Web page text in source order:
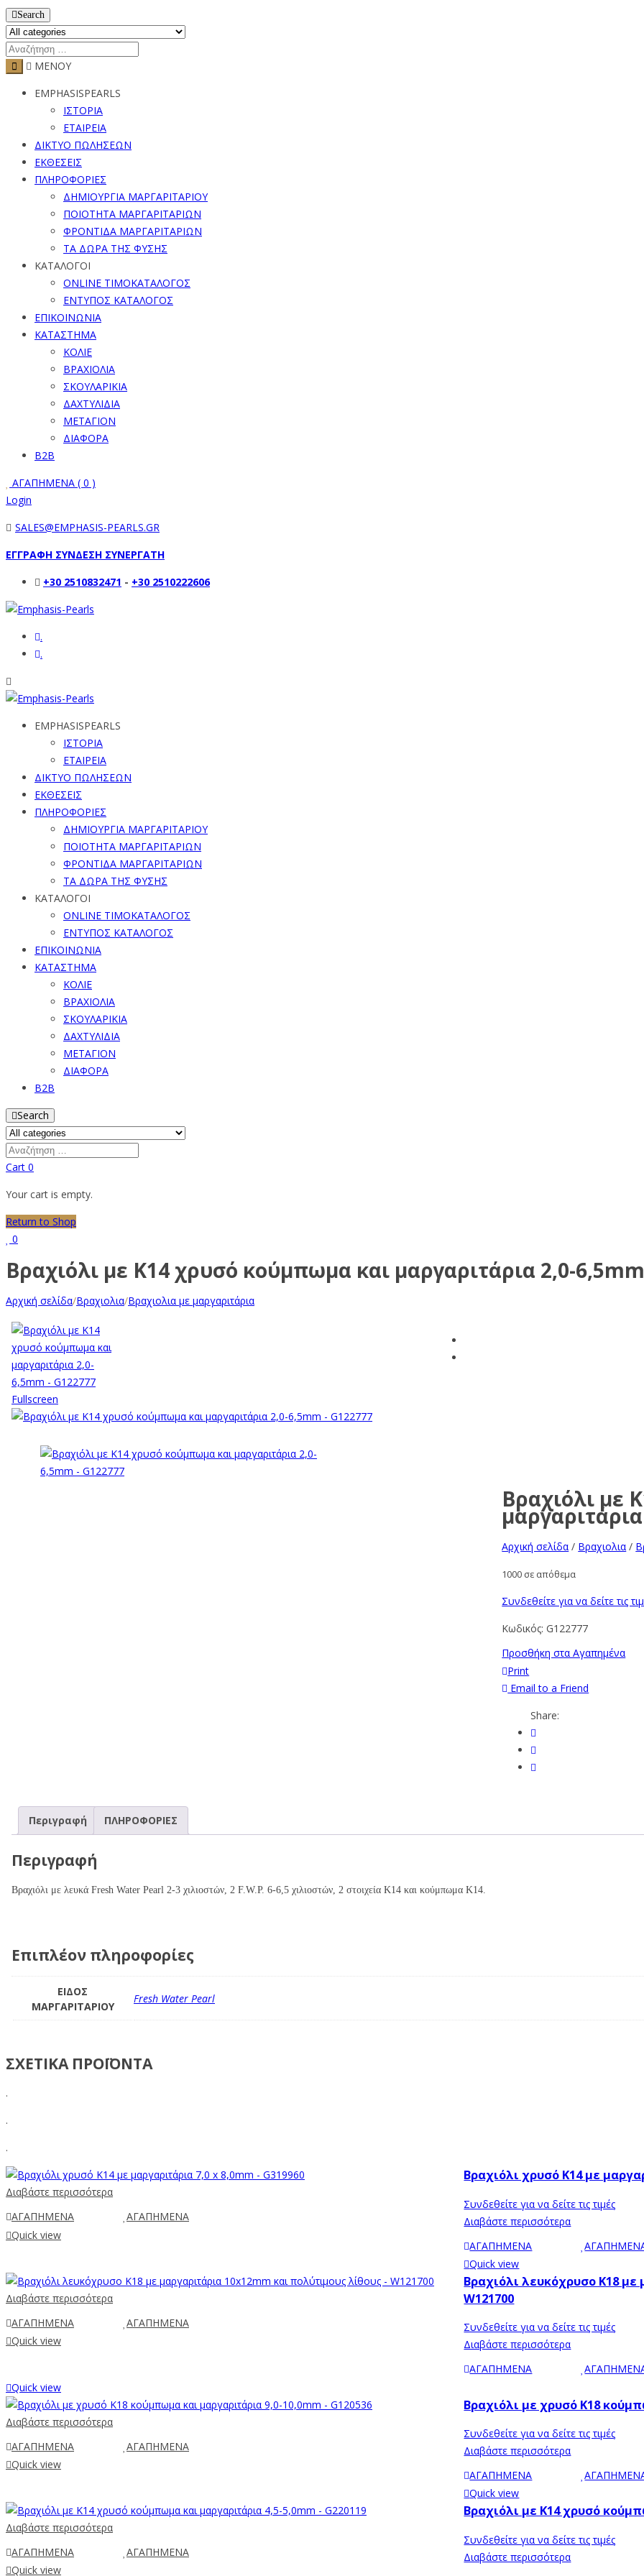
Search
ΜΕΝΟΥ
EMPHASISPEARLS
ΙΣΤΟΡΙΑ
ΕΤΑΙΡΕΙΑ
ΔΙΚΤΥΟ ΠΩΛΗΣΕΩΝ
ΕΚΘΕΣΕΙΣ
ΠΛΗΡΟΦΟΡΙΕΣ
ΔΗΜΙΟΥΡΓΙΑ ΜΑΡΓΑΡΙΤΑΡΙΟΥ
ΠΟΙΟΤΗΤΑ ΜΑΡΓΑΡΙΤΑΡΙΩΝ
ΦΡΟΝΤΙΔΑ ΜΑΡΓΑΡΙΤΑΡΙΩΝ
ΤΑ ΔΩΡΑ ΤΗΣ ΦΥΣΗΣ
ΚΑΤΑΛΟΓΟΙ
ONLINE ΤΙΜΟΚΑΤΑΛΟΓΟΣ
ΕΝΤΥΠΟΣ ΚΑΤΑΛΟΓΟΣ
ΕΠΙΚΟΙΝΩΝΙΑ
ΚΑΤΑΣΤΗΜΑ
ΚΟΛΙΕ
ΒΡΑΧΙΟΛΙΑ
ΣΚΟΥΛΑΡΙΚΙΑ
ΔΑΧΤΥΛΙΔΙΑ
ΜΕΤΑΓΙΟΝ
ΔΙΑΦΟΡΑ
B2B
ΑΓΑΠΗΜΕΝΑ ( 0 )
Login
SALES@EMPHASIS-PEARLS.GR
ΕΓΓΡΑΦΗ ΣΥΝΔΕΣΗ ΣΥΝΕΡΓΑΤΗ
+30 2510832471 - +30 2510222606
.
.
EMPHASISPEARLS
ΙΣΤΟΡΙΑ
ΕΤΑΙΡΕΙΑ
ΔΙΚΤΥΟ ΠΩΛΗΣΕΩΝ
ΕΚΘΕΣΕΙΣ
ΠΛΗΡΟΦΟΡΙΕΣ
ΔΗΜΙΟΥΡΓΙΑ ΜΑΡΓΑΡΙΤΑΡΙΟΥ
ΠΟΙΟΤΗΤΑ ΜΑΡΓΑΡΙΤΑΡΙΩΝ
ΦΡΟΝΤΙΔΑ ΜΑΡΓΑΡΙΤΑΡΙΩΝ
ΤΑ ΔΩΡΑ ΤΗΣ ΦΥΣΗΣ
ΚΑΤΑΛΟΓΟΙ
ONLINE ΤΙΜΟΚΑΤΑΛΟΓΟΣ
ΕΝΤΥΠΟΣ ΚΑΤΑΛΟΓΟΣ
ΕΠΙΚΟΙΝΩΝΙΑ
ΚΑΤΑΣΤΗΜΑ
ΚΟΛΙΕ
ΒΡΑΧΙΟΛΙΑ
ΣΚΟΥΛΑΡΙΚΙΑ
ΔΑΧΤΥΛΙΔΙΑ
ΜΕΤΑΓΙΟΝ
ΔΙΑΦΟΡΑ
B2B
Search
Cart 0
Your cart is empty.
Return to Shop
0
Βραχιόλι με Κ14 χρυσό κούμπωμα και μαργαριτάρια 2,0-
Αρχική σελίδα/Βραχιολια/Βραχιολια με μαργαριτάρια
Fullscreen
Βραχιόλι με
Αρχική σελίδα / Βραχιολια /
1000 σε απόθεμα
Συνδεθείτε για να δείτε τις
Κωδικός:G122777
Προσθήκη στα Αγαπημένα
Print
Email to a Friend
Share:
Περιγραφή ΠΛΗΡΟΦΟΡΙΕΣ
Περιγραφή
Βραχιόλι με λευκά Fresh Water Pearl 2-3 χιλιοστών, 2 F.W.P. 6-6,5 χιλιοστών, 2 στοιχεία Κ14 και κούμπωμα Κ14.
Επιπλέον πληροφορίες
ΕΙΔΟΣ
ΜΑΡΓΑΡΙΤΑΡΙΟΥ
Fresh Water Pearl
ΣΧΕΤΙΚΑ ΠΡΟΪΟΝΤΑ
.
.
.
Διαβάστε περισσότερα
ΑΓΑΠΗΜΕΝΑ
ΑΓΑΠΗΜΕΝΑ
Quick view
Βραχιόλι χρυσό Κ14 με
Συνδεθείτε για να δείτε τις τιμές
Διαβάστε περισσότερα
ΑΓΑΠΗΜΕΝΑ
Quick view
Διαβάστε περισσότερα
ΑΓΑΠΗΜΕΝΑ
ΑΓΑΠΗΜΕΝΑ
Quick view
Βραχιόλι λευκόχρυσο Κ18 με
W121700
Συνδεθείτε για να δείτε τις τιμές
Διαβάστε περισσότερα
ΑΓΑΠΗΜΕΝΑ
Quick view
Διαβάστε περισσότερα
ΑΓΑΠΗΜΕΝΑ
ΑΓΑΠΗΜΕΝΑ
Quick view
Βραχιόλι με χρυσό Κ18
Συνδεθείτε για να δείτε τις τιμές
Διαβάστε περισσότερα
ΑΓΑΠΗΜΕΝΑ
Quick view
Διαβάστε περισσότερα
ΑΓΑΠΗΜΕΝΑ
ΑΓΑΠΗΜΕΝΑ
Quick view
Βραχιόλι με Κ14 χρυσό
Συνδεθείτε για να δείτε τις τιμές
Διαβάστε περισσότερα